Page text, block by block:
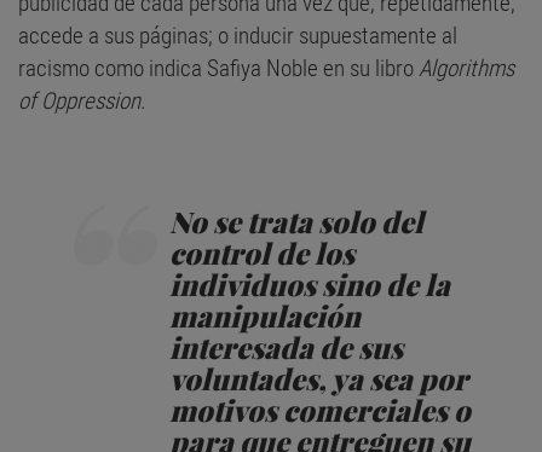
accede a sus páginas; o inducir supuestamente al
racismo como indica Safiya Noble en su libroAlgorithms
of Oppression.
No se trata solo del
control de los
individuos sino de la
manipulación
interesada de sus
voluntades, ya sea por
motivos comerciales o
para que entreguen su